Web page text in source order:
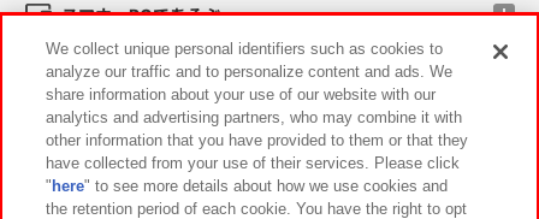
スマホ・PCであそぶ
イベント・キャンペーン
関連会社 サステナビリティ サイトポリシー
We collect unique personal identifiers such as cookies to
analyze our traffic and to personalize content and ads. We
share information about your use of our website with our
analytics and advertising partners, who may combine it with
other information that you have provided to them or that they
have collected from your use of their services. Please click
" here" to see more details about how we use cookies and
the retention period of each cookie. You have the right to opt